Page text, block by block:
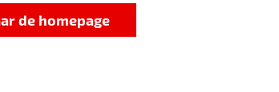
de homepage